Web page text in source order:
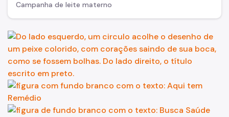
Campanha de leite materno